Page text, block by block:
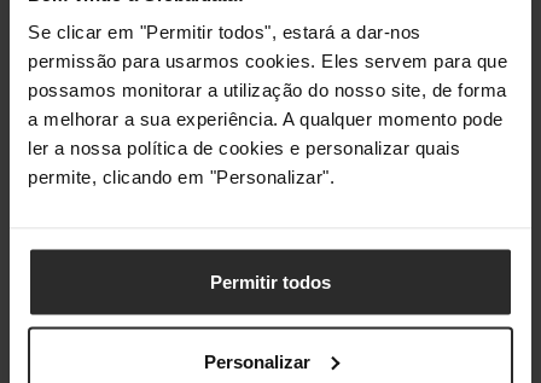
Se clicar em "Permitir todos", estará a dar-nos
permissão para usarmos cookies. Eles servem para que
possamos monitorar a utilização do nosso site, de forma
a melhorar a sua experiência. A qualquer momento pode
ler a nossa política de cookies e personalizar quais
permite, clicando em "Personalizar".
Permitir todos
Personalizar
Saída para
auscultador
Sim
Saída de
1
Versão HDCP 2.3